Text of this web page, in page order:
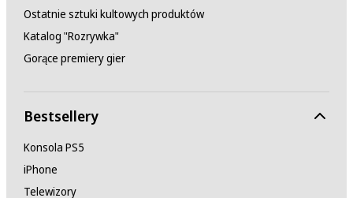
Ostatnie sztuki kultowych produktów
Katalog "Rozrywka"
Gorące premiery gier
Bestsellery
Konsola PS5
iPhone
Telewizory